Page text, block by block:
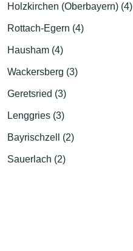
Holzkirchen (Oberbayern) (4)
Rottach-Egern (4)
Hausham (4)
Wackersberg (3)
Geretsried (3)
Lenggries (3)
Bayrischzell (2)
Sauerlach (2)